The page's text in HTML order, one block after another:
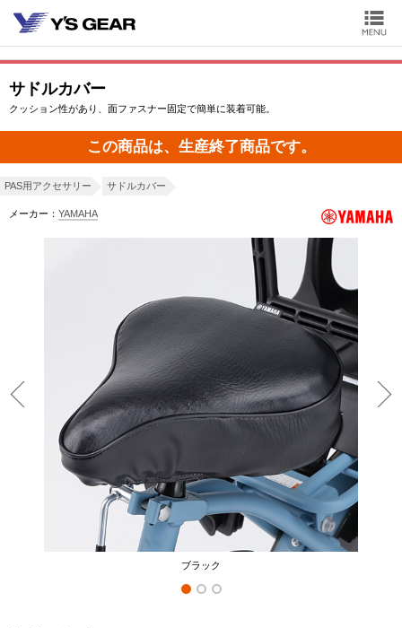
サドルカバー
クッション性があり、面ファスナー固定で簡単に装着可能。
この商品は、生産終了商品です。
PAS用アクセサリー サドルカバー
メーカー： YAMAHA
ブラック